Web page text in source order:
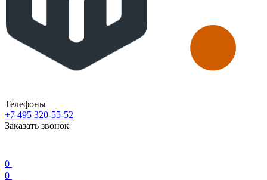
Телефоны
+7 495 320-55-52
Заказать звонок
0
0